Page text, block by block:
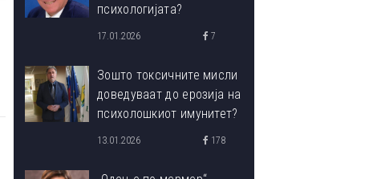
психологијата?
17.01.2026 7
Зошто токсичните мисли
доведуваат до ерозија на
психолошкиот имунитет?
13.01.2026 178